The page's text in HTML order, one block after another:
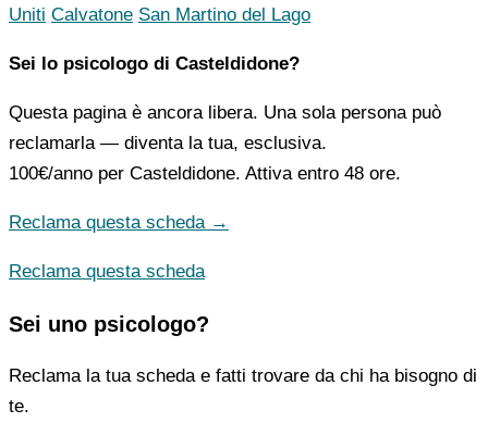
Uniti Calvatone San Martino del Lago
Sei lo psicologo di Casteldidone?
Questa pagina è ancora libera. Una sola persona può
reclamarla — diventa la tua, esclusiva.
100€/anno per Casteldidone. Attiva entro 48 ore.
Reclama questa scheda →
Reclama questa scheda
Sei uno psicologo?
Reclama la tua scheda e fatti trovare da chi ha bisogno di
te.